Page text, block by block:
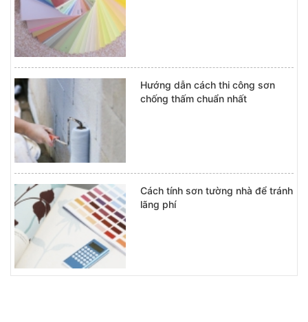
Hướng dẫn cách thi công sơn
chống thấm chuẩn nhất
Cách tính sơn tường nhà để tránh
lãng phí